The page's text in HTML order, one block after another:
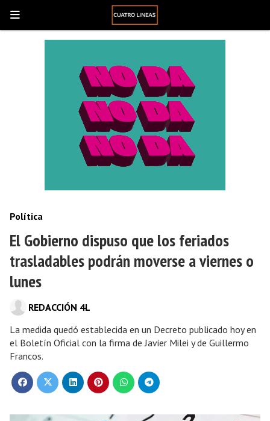
El Gobierno dispuso que los feriados
trasladables podrán moverse a viernes o
lunes
La medida quedó establecida en un Decreto publicado hoy en
el Boletín Oficial con la firma de Javier Milei y de Guillermo
Francos.
Política
REDACCIÓN 4L